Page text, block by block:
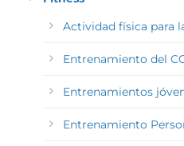
Actividad física para
Entrenamiento del
Entrenamientos
Entrenamiento